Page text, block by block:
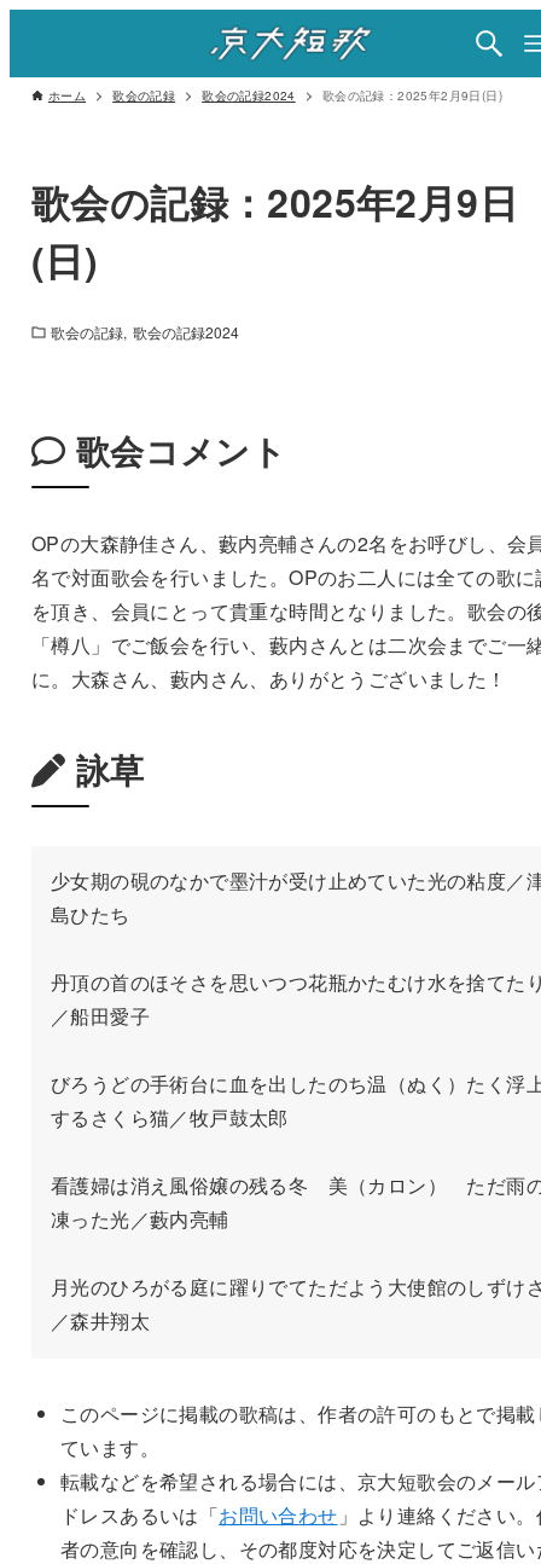
ホーム 歌会の記録 歌会の記録2024 歌会の記録：2025年2月9日(日)
歌会の記録：2025年2月9日
(日)
歌会の記録 歌会の記録2024
歌会コメント
OPの大森静佳さん、藪内亮輔さんの2名をお呼びし、会
名で対面歌会を行いました。OPのお二人には全ての歌に
を頂き、会員にとって貴重な時間となりました。歌会の
「樽八」でご飯会を行い、藪内さんとは二次会までご一
に。大森さん、藪内さん、ありがとうございました！
詠草
少女期の硯のなかで墨汁が受け止めていた光の粘度／
島ひたち
丹頂の首のほそさを思いつつ花瓶かたむけ水を捨てた
／船田愛子
びろうどの手術台に血を出したのち温（ぬく）たく浮
するさくら猫／牧戸鼓太郎
看護婦は消え風俗嬢の残る冬　美（カロン）　ただ雨
凍った光／藪内亮輔
月光のひろがる庭に躍りでてただよう大使館のしずけ
／森井翔太
このページに掲載の歌稿は、作者の許可のもとで掲載
ています。
転載などを希望される場合には、京大短歌会のメール
ドレスあるいは「お問い合わせ 」より連絡ください
者の意向を確認し、その都度対応を決定してご返信い